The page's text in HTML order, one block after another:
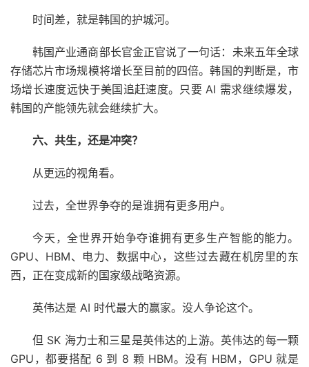
时间差，就是韩国的护城河。
韩国产业通商部长官金正官说了一句话：未来五年全球
存储芯片市场规模将增长至目前的四倍。韩国的判断是，市
场增长速度远快于美国追赶速度。只要 AI 需求继续爆发，
韩国的产能领先就会继续扩大。
六、共生，还是冲突？
从更远的视角看。
过去，全世界争夺的是谁拥有更多用户。
今天，全世界开始争夺谁拥有更多生产智能的能力。
GPU、HBM、电力、数据中心，这些过去藏在机房里的东
西，正在变成新的国家级战略资源。
英伟达是 AI 时代最大的赢家。没人争论这个。
但 SK 海力士和三星是英伟达的上游。英伟达的每一颗
GPU，都要搭配 6 到 8 颗 HBM。没有 HBM，GPU 就是